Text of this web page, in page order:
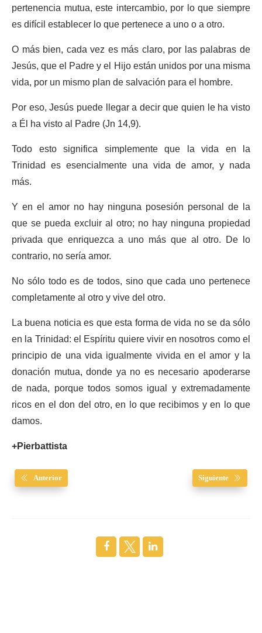
pertenencia mutua, este intercambio, por lo que siempre
es difícil establecer lo que pertenece a uno o a otro.
O más bien, cada vez es más claro, por las palabras de
Jesús, que el Padre y el Hijo están unidos por una misma
vida, por un mismo plan de salvación para el hombre.
Por eso, Jesús puede llegar a decir que quien le ha visto
a Él ha visto al Padre (Jn 14,9).
Todo esto significa simplemente que la vida en la
Trinidad es esencialmente una vida de amor, y nada
más.
Y en el amor no hay ninguna posesión personal de la
que se pueda excluir al otro; no hay ninguna propiedad
privada que enriquezca a uno más que al otro. De lo
contrario, no sería amor.
No sólo todo es de todos, sino que cada uno pertenece
completamente al otro y vive del otro.
La buena noticia es que esta forma de vida no se da sólo
en la Trinidad: el Espíritu quiere vivir en nosotros como el
principio de una vida igualmente vivida en el amor y la
donación mutua, donde ya no es necesario apoderarse
de nada, porque todos somos igual y extremadamente
ricos en el don del otro, en lo que recibimos y en lo que
damos.
+Pierbattista
Anterior Siguiente